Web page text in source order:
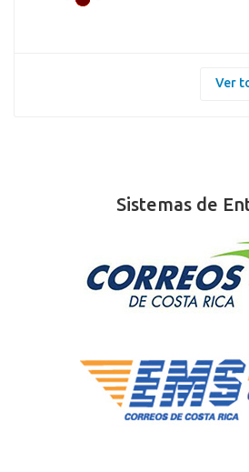
Ver
Sistemas de